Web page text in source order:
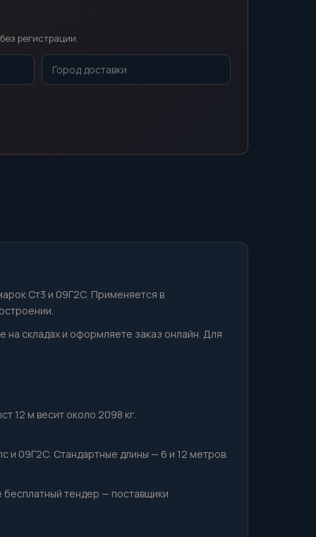
регистрации.
Ст3 и 09Г2С. Применяется в
на складах и оформляете заказ онлайн. Для
12 м весит около 2098 кг.
и 09Г2С. Стандартные длины — 6 и 12 метров.
тендер — поставщики